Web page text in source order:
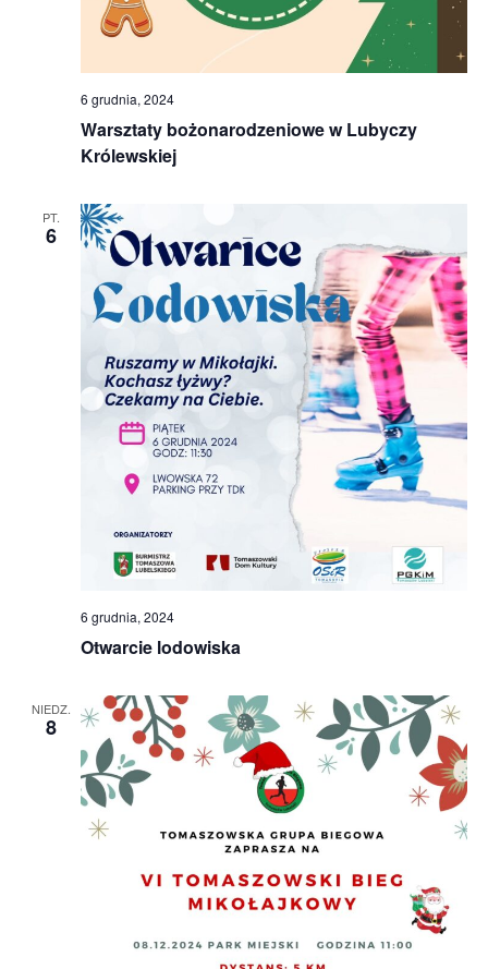
Warsztaty bożonarodzeniowe w Lubyczy
Królewskiej
6 grudnia, 2024
PT.
6
Otwarcie lodowiska
6 grudnia, 2024
NIEDZ.
8